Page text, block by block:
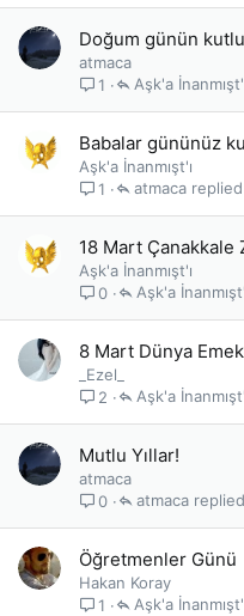
Doğum günün
atmaca
1
Aşk'a
Babalar gününüz
Aşk'a İnanmışt'ı
1
atmaca
18 Mart
Aşk'a İnanmışt'ı
0
Aşk'a
8 Mart Dünya
_Ezel_
2
Aşk'a
Mutlu Yıllar!
atmaca
0
atmaca
Öğretmenler Günü
Hakan Koray
1
Aşk'a